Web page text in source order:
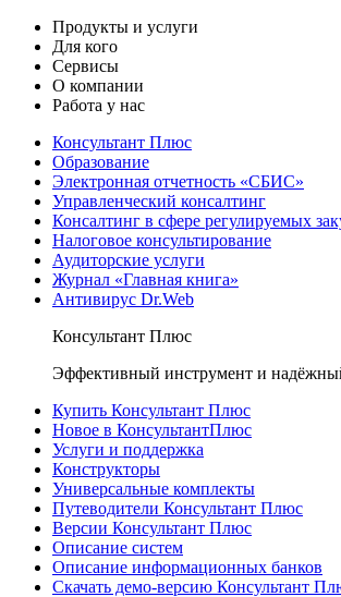
Продукты и услуги
Для кого
Сервисы
О компании
Работа у нас
Консультант Плюс
Образование
Электронная отчетность «СБИС»
Управленческий консалтинг
Консалтинг в сфере регулируемых
Налоговое консультирование
Аудиторские услуги
Журнал «Главная книга»
Антивирус Dr.Web
Консультант Плюс
Эффективный инструмент и
Купить Консультант Плюс
Новое в КонсультантПлюс
Услуги и поддержка
Конструкторы
Универсальные комплекты
Путеводители Консультант Плюс
Версии Консультант Плюс
Описание систем
Описание информационных банков
Скачать демо-версию Консультант